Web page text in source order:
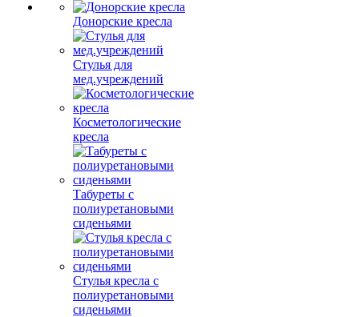
Донорские кресла
Стулья для
мед.учреждений
Косметологические
кресла
Табуреты с
полиуретановыми
сиденьями
Стулья кресла с
полиуретановыми
сиденьями